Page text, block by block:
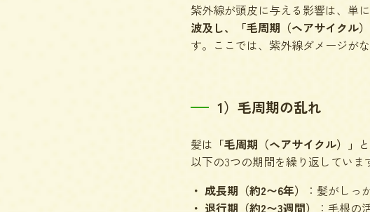
紫外線が頭皮に与える影響は、単に
波及し、「毛周期（ヘアサイクル
す。ここでは、紫外線ダメージが
1）毛周期の乱れ
髪は 「毛周期（ヘアサイクル）」
以下の3つの期間を繰り返していま
成長期（約2〜6年）
：髪がしっ
退行期（約2〜3週間）
：毛根の